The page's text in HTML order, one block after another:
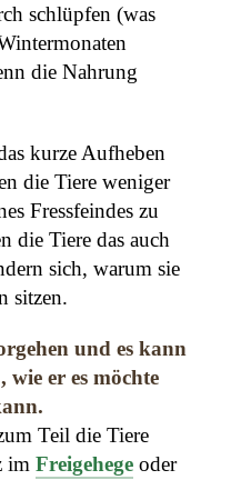
schlüpfen (was
die Nahrung
kurze Aufheben
die Tiere weniger
Fressfeindes zu
die Tiere das auch
sich, warum sie
sitzen.
und es kann
wie er es möchte
Teil die Tiere
im Freigehege oder